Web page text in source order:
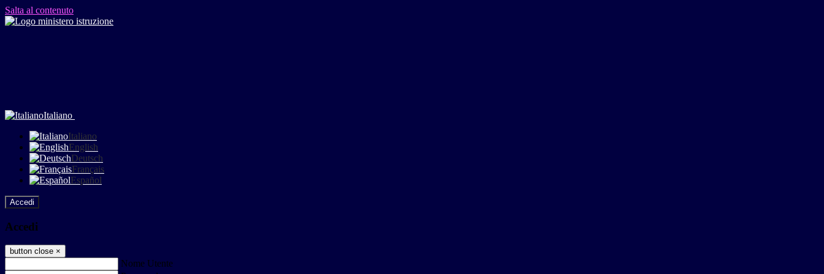
Salta al contenuto
Italiano
Italiano
English
Deutsch
Français
Español
Accedi
Accedi
button close ×
Nome Utente